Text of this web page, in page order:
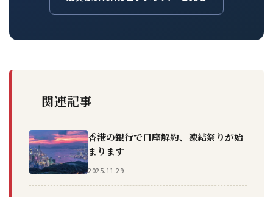
関連記事
香港の銀行で口座解約、凍結祭りが始
まります
2025.11.29